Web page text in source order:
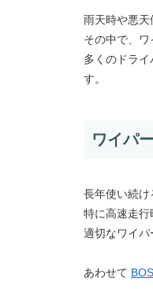
雨天時や悪天
その中で、ワ
多くのドラ
す。
ワイパ
長年使い続け
特に高速走行
適切なワイパ
あわせて